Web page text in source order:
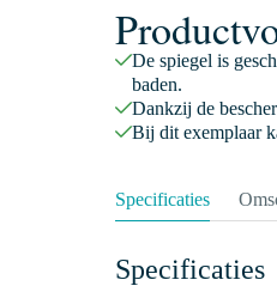
De spiegel is
baden.
Dankzij de
Bij dit exemplaar
Specificaties
Specificaties